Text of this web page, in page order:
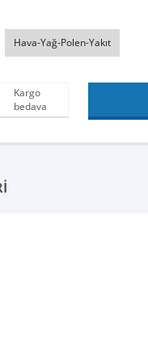
Hava-Yağ-Polen-Yakıt
Kargo
bedava